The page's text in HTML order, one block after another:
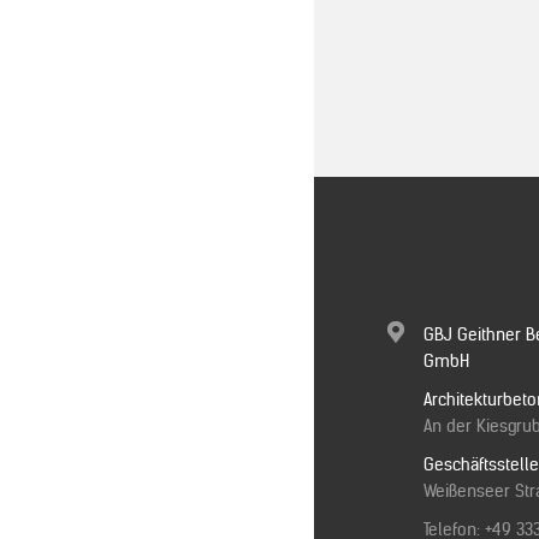
GBJ Geithner
GmbH
An der
Weißenseer
Telefon: +49